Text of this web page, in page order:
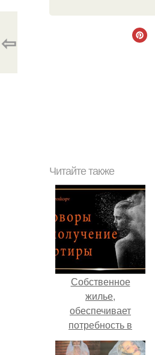
⇦
Читайте также
Собственное
жилье,
обеспечивает
потребность в
безопасности.